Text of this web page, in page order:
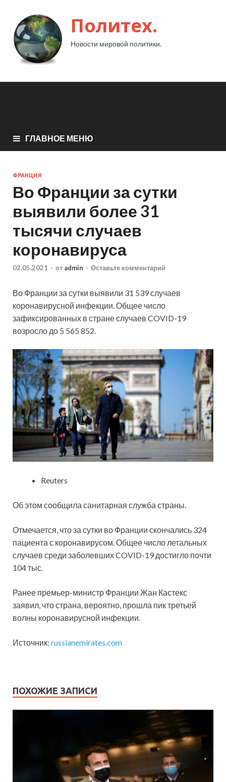
Политех.
Новости мировой политики.
ГЛАВНОЕ МЕНЮ
ФРАНЦИЯ
Во Франции за сутки
выявили более 31
тысячи случаев
коронавируса
02.05.2021 - от admin - Оставьте комментарий
Во Франции за сутки выявили 31 539 случаев
коронавирусной инфекции. Общее число
зафиксированных в стране случаев COVID-19
возросло до 5 565 852.
Reuters
Об этом сообщила санитарная служба страны.
Отмечается, что за сутки во Франции скончались 324
пациента с коронавирусом. Общее число летальных
случаев среди заболевших COVID-19 достигло почти
104 тыс.
Ранее премьер-министр Франции Жан Кастекс
заявил, что страна, вероятно, прошла пик третьей
волны коронавирусной инфекции.
Источник: russianemirates.com
ПОХОЖИЕ ЗАПИСИ